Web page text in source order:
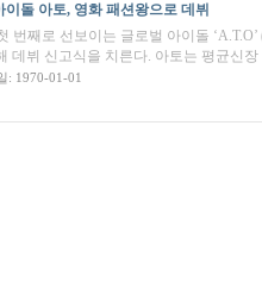
이돌 아토, 영화 패션왕으로 데뷔
번째로 선보이는 글로벌 아이돌
데뷔 신고식을 치른다. 아토는 평균신
: 1970-01-01